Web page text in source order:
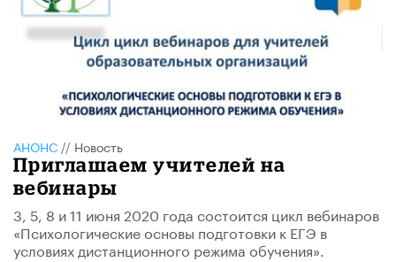
АНОНС // Новость
Приглашаем учителей на
вебинары
3, 5, 8 и 11 июня 2020 года состоится цикл вебинаров
«Психологические основы подготовки к ЕГЭ в
условиях дистанционного режима обучения».